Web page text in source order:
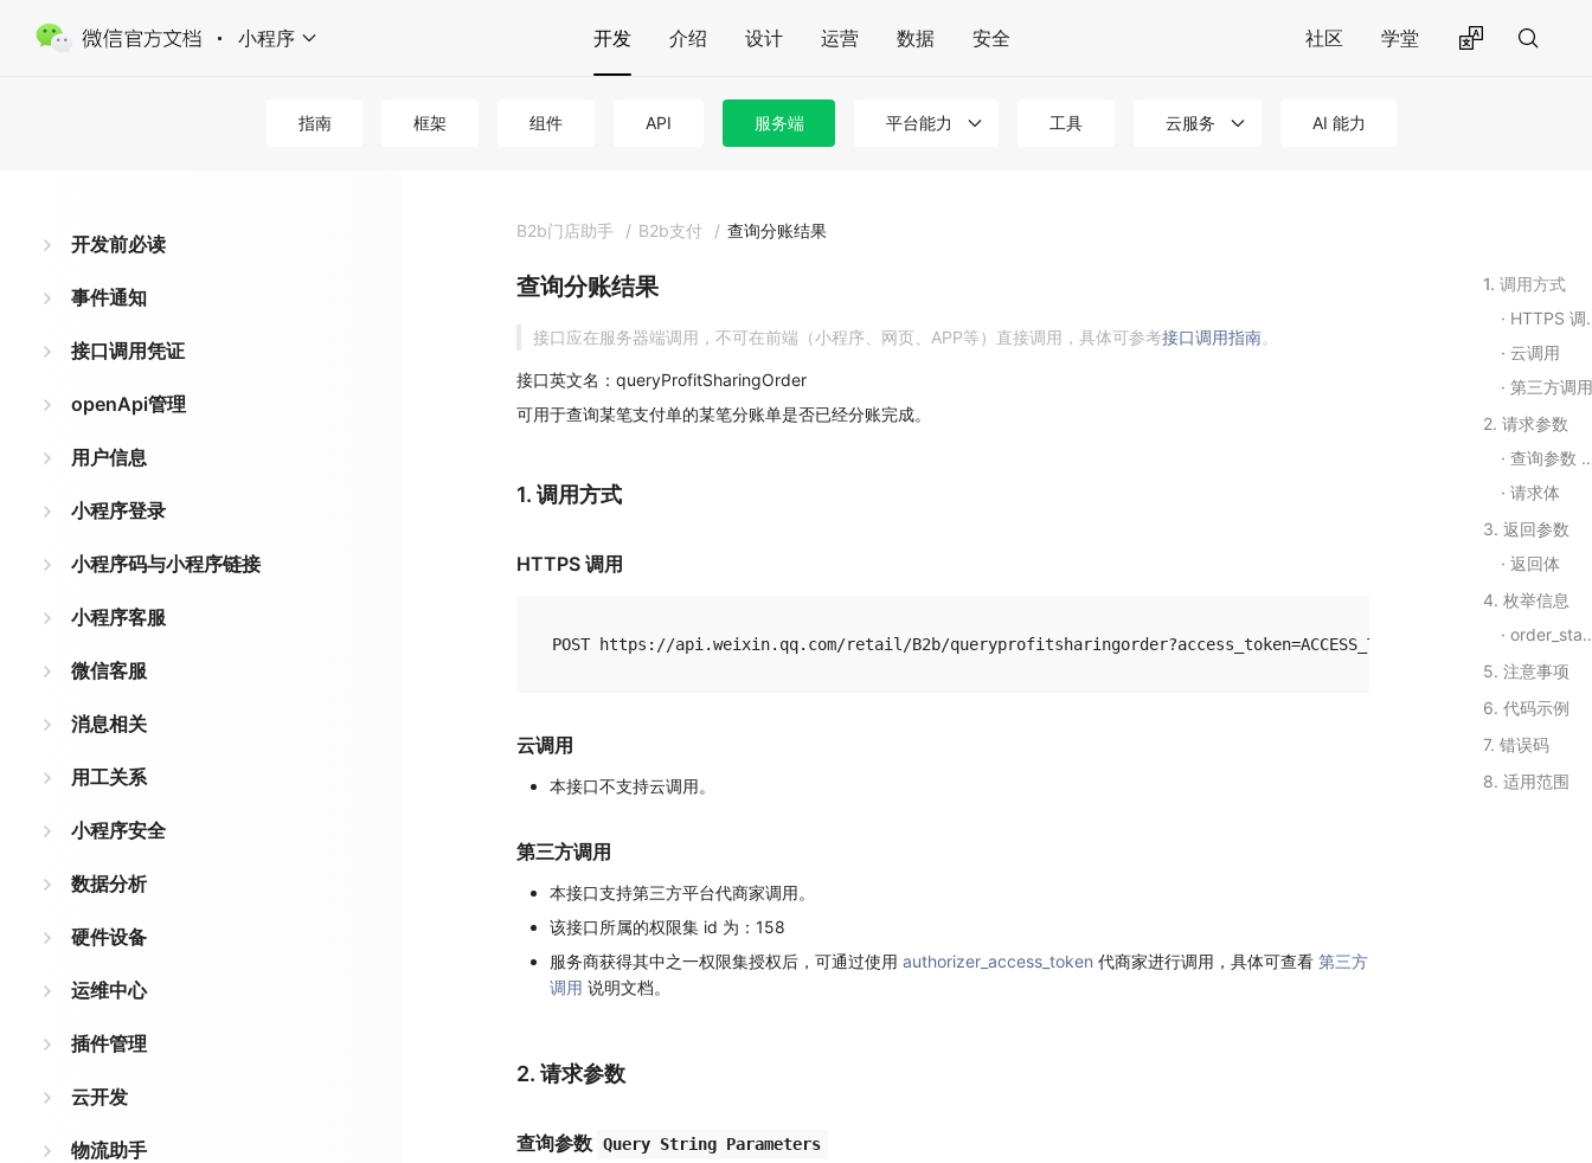
小程序 开发 介绍 设计 运营 数据 安全 社区 学堂
指南 框架 组件 API 服务端 平台能力 工具 云服务 AI 能力
开发前必读
事件通知
接口调用凭证
openApi管理
用户信息
小程序登录
小程序码与小程序链接
小程序客服
微信客服
消息相关
用工关系
小程序安全
数据分析
硬件设备
运维中心
插件管理
云开发
物流助手
B2b门店助手 / B2b支付 / 查询分账结果
查询分账结果
接口应在服务器端调用，不可在前端（小程序、网页、APP等）直接调用，具体可参考接口调用指南。
接口英文名：queryProfitSharingOrder
可用于查询某笔支付单的某笔分账单是否已经分账完成。
1. 调用方式
HTTPS 调用
云调用
本接口不支持云调用。
第三方调用
本接口支持第三方平台代商家调用。
该接口所属的权限集 id 为：158
服务商获得其中之一权限集授权后，可通过使用 authorizer_access_token 代商家进行调用，具体可查看 第三方
调用 说明文档。
2. 请求参数
查询参数 Query String Parameters
1. 调用方式
HTTPS 调用
云调用
第三方调用
2. 请求参数
查询参数 Query String Parameters
请求体
3. 返回参数
返回体
4. 枚举信息
order_status
5. 注意事项
6. 代码示例
7. 错误码
8. 适用范围